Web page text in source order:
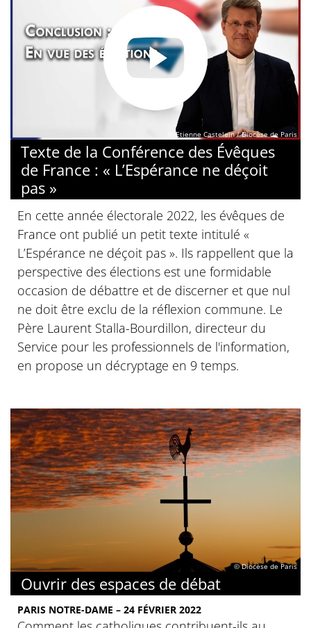
© Etienne Castelein / Diocèse de Paris
Texte de la Conférence des Évêques
de France : « L’Espérance ne déçoit
pas »
En cette année électorale 2022, les évêques de
France ont publié un petit texte intitulé «
L’Espérance ne déçoit pas ». Ils rappellent que la
perspective des élections est une formidable
occasion de débattre et de discerner et que nul
ne doit être exclu de la réflexion commune. Le
Père Laurent Stalla-Bourdillon, directeur du
Service pour les professionnels de l'information,
en propose un décryptage en 9 temps.
© Diocèse de Paris
Ouvrir des espaces de débat
PARIS NOTRE-DAME – 24 FÉVRIER 2022